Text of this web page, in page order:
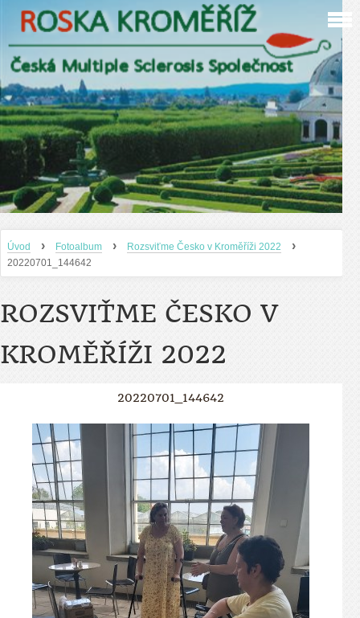
Úvod › Fotoalbum › Rozsviťme Česko v Kroměříži 2022 ›
20220701_144642
ROZSVIŤME ČESKO V
KROMĚŘÍŽI 2022
20220701_144642